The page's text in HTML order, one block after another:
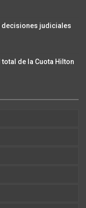
decisiones judiciales
de la Cuota Hilton